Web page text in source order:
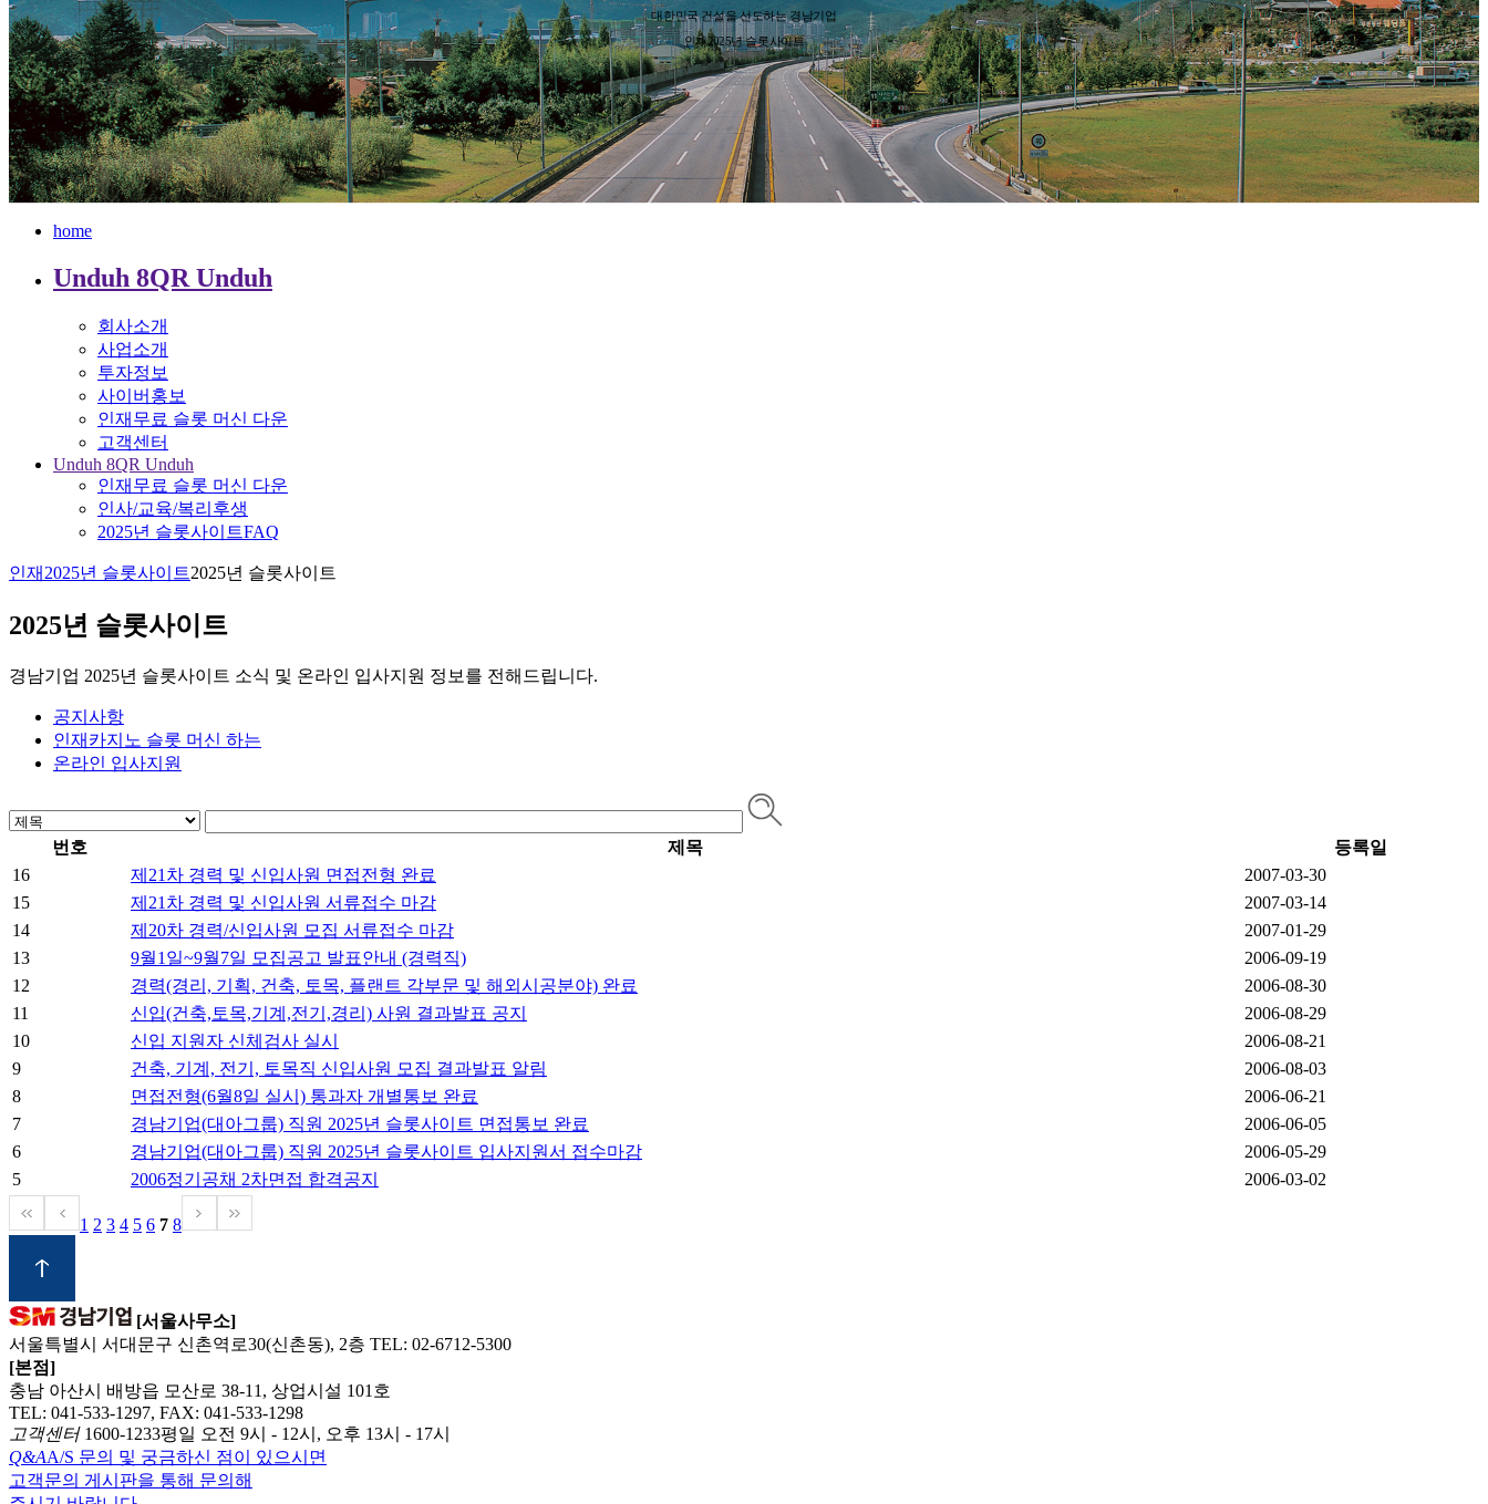
대한민국 건설을 선도하는 경남기업
인재2025년 슬롯사이트
home
Unduh 8QR Unduh
회사소개
사업소개
투자정보
사이버홍보
인재무료 슬롯 머신 다운
고객센터
Unduh 8QR Unduh
인재무료 슬롯 머신 다운
인사/교육/복리후생
2025년 슬롯사이트FAQ
인재2025년 슬롯사이트2025년 슬롯사이트
2025년 슬롯사이트
경남기업 2025년 슬롯사이트 소식 및 온라인 입사지원 정보를 전해드립니다.
공지사항
인재카지노 슬롯 머신 하는
온라인 입사지원
번호 제목
등록일
16
제21차 경력 및 신입사원 면접전형 완료
2007-03-30
15
제21차 경력 및 신입사원 서류접수 마감
2007-03-14
14
제20차 경력/신입사원 모집 서류접수 마감
2007-01-29
13
9월1일~9월7일 모집공고 발표안내 (경력직)
2006-09-19
12
경력(경리, 기획, 건축, 토목, 플랜트 각부문 및 해외시공분야) 완료
2006-08-30
11
신입(건축,토목,기계,전기,경리) 사원 결과발표 공지
2006-08-29
10
신입 지원자 신체검사 실시
2006-08-21
9
건축, 기계, 전기, 토목직 신입사원 모집 결과발표 알림
2006-08-03
8
면접전형(6월8일 실시) 통과자 개별통보 완료
2006-06-21
7
경남기업(대아그룹) 직원 2025년 슬롯사이트 면접통보 완료
2006-06-05
6
경남기업(대아그룹) 직원 2025년 슬롯사이트 입사지원서 접수마감
2006-05-29
5
2006정기공채 2차면접 합격공지 2006-03-02
1 2 3 4 5 6 7 8
[서울사무소]
서울특별시 서대문구 신촌역로30(신촌동), 2층 TEL: 02-6712-5300
[본점]
충남 아산시 배방읍 모산로 38-11, 상업시설 101호
TEL: 041-533-1297, FAX: 041-533-1298
고객센터 1600-1233평일 오전 9시 - 12시, 오후 13시 - 17시
Q&AA/S 문의 및 궁금하신 점이 있으시면
고객문의 게시판을 통해 문의해